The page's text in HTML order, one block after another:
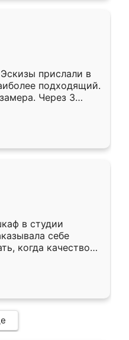
прислали в
подходящий.
Через 3
Остались
Ренессанс
работу!
в студии
себе
когда качеством
кухня уже почти